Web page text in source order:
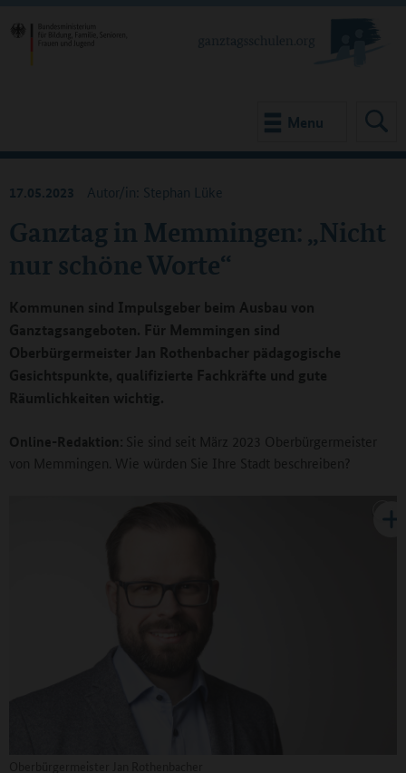
Menu
Ganztag in Memmingen: „Nicht
nur schöne Worte“
17.05.2023 Autor/in: Stephan Lüke
Kommunen sind Impulsgeber beim Ausbau von
Ganztagsangeboten. Für Memmingen sind
Oberbürgermeister Jan Rothenbacher pädagogische
Gesichtspunkte, qualifizierte Fachkräfte und gute
Räumlichkeiten wichtig.
Online-Redaktion:
Sie sind seit März 2023 Oberbürgermeister
von Memmingen. Wie würden Sie Ihre Stadt beschreiben?